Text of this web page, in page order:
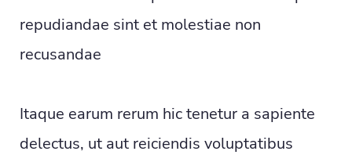
repudiandae sint et molestiae non
recusandae
Itaque earum rerum hic tenetur a sapiente
delectus, ut aut reiciendis voluptatibus